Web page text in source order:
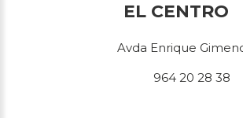
EL CENTRO
Avda Enrique
964 20 28 38